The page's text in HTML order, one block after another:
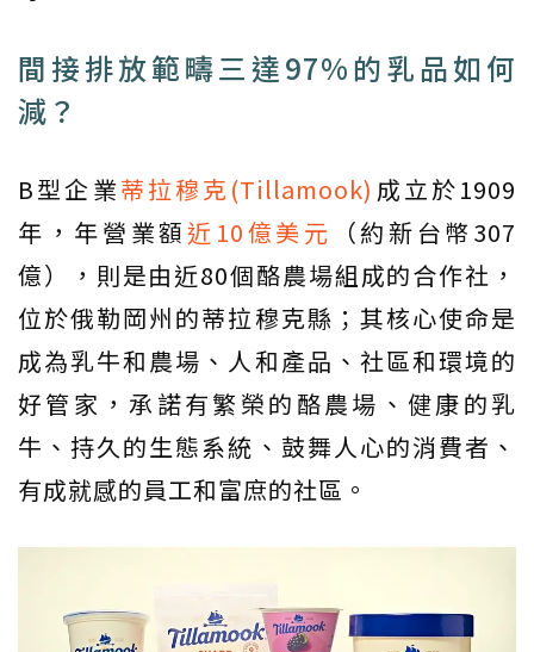
間接排放範疇三達97%的乳品如何
減？
B型企業蒂拉穆克(Tillamook) 成立於1909
年，年營業額近10億美元
（約新台幣307
億），則是由近80個酪農場組成的合作社，
位於俄勒岡州的蒂拉穆克縣；其核心使命是
成為乳牛和農場、人和產品、社區和環境的
好管家，承諾有繁榮的酪農場、健康的乳
牛、持久的生態系統、鼓舞人心的消費者、
有成就感的員工和富庶的社區。